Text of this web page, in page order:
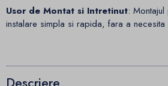
Usor de Montat si Intretinut:
instalare simpla si rapida, fara a